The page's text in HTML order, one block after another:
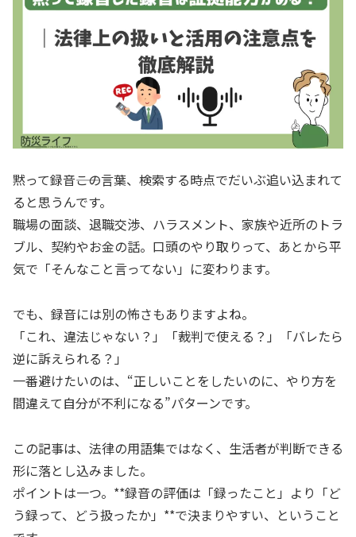
黙って録音――この言葉、検索する時点でだいぶ追い込まれて
ると思うんです。
職場の面談、退職交渉、ハラスメント、家族や近所のトラ
ブル、契約やお金の話。口頭のやり取りって、あとから平
気で「そんなこと言ってない」に変わります。
でも、録音には別の怖さもありますよね。
「これ、違法じゃない？」「裁判で使える？」「バレたら
逆に訴えられる？」
一番避けたいのは、“正しいことをしたいのに、やり方を
間違えて自分が不利になる”パターンです。
この記事は、法律の用語集ではなく、生活者が判断できる
形に落とし込みました。
ポイントは一つ。**録音の評価は「録ったこと」より「ど
う録って、どう扱ったか」**で決まりやすい、ということ